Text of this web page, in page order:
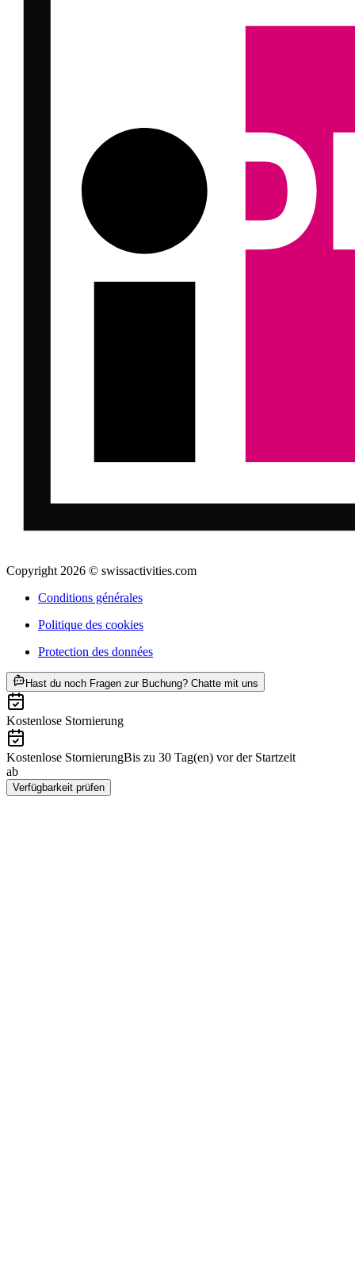
Copyright 2026 © swissactivities.com
Conditions générales
Politique des cookies
Protection des données
Hast du noch Fragen zur Buchung? Chatte mit uns
Kostenlose Stornierung
Kostenlose StornierungBis zu 30 Tag(en) vor der Startzeit
ab
Verfügbarkeit prüfen